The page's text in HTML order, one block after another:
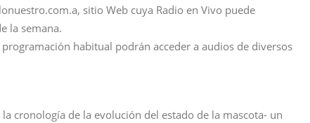
sitio Web cuya Radio en Vivo puede
la semana.
habitual podrán acceder a audios de diversos
cronología de la evolución del estado de la mascota- un